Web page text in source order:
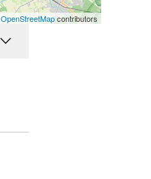
OpenStreetMapcontributors